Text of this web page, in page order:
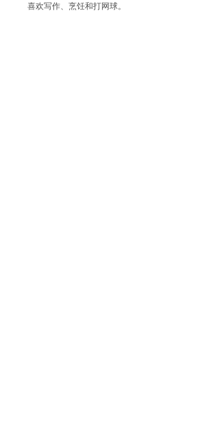
喜欢写作、烹饪和打网球。